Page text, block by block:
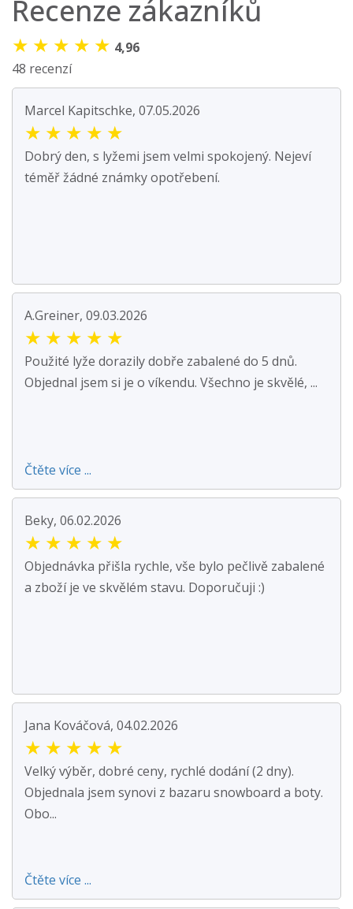
Recenze zákazníků
★ ★ ★ ★ ★ 4,96
48 recenzí
Marcel Kapitschke, 07.05.2026
★ ★ ★ ★ ★
Dobrý den, s lyžemi jsem velmi spokojený. Nejeví
téměř žádné známky opotřebení.
A.Greiner, 09.03.2026
★ ★ ★ ★ ★
Použité lyže dorazily dobře zabalené do 5 dnů.
Objednal jsem si je o víkendu. Všechno je skvělé, ...
Čtěte více ...
Beky, 06.02.2026
★ ★ ★ ★ ★
Objednávka přišla rychle, vše bylo pečlivě zabalené
a zboží je ve skvělém stavu. Doporučuji :)
Jana Kováčová, 04.02.2026
★ ★ ★ ★ ★
Velký výběr, dobré ceny, rychlé dodání (2 dny).
Objednala jsem synovi z bazaru snowboard a boty.
Obo...
Čtěte více ...